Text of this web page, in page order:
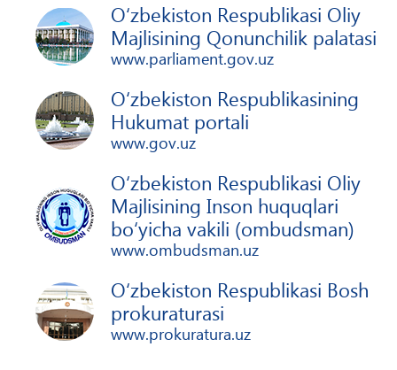
O‘zbekiston Respublikasi Oliy
Majlisining Qonunchilik palatasi
www.parliament.gov.uz
O‘zbekiston Respublikasining
Hukumat portali
www.gov.uz
O‘zbekiston Respublikasi Oliy
Majlisining Inson huquqlari
bo‘yicha vakili (ombudsman)
www.ombudsman.uz
O‘zbekiston Respublikasi Bosh
prokuraturasi
www.prokuratura.uz